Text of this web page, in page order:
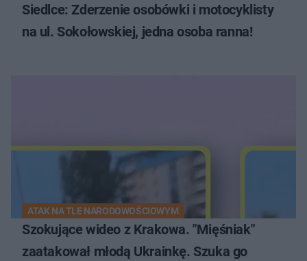
Siedlce: Zderzenie osobówki i motocyklisty
na ul. Sokołowskiej, jedna osoba ranna!
ATAK NA TLE NARODOWOŚCIOWYM
Szokujące wideo z Krakowa. "Mięśniak"
zaatakował młodą Ukrainkę. Szuka go